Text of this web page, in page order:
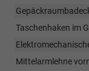
Taschenhaken im
Mittelarmlehne